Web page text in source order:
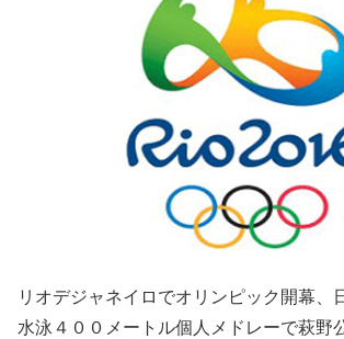
リオデジャネイロでオリンピック開幕、
水泳４００メートル個人メドレーで萩野